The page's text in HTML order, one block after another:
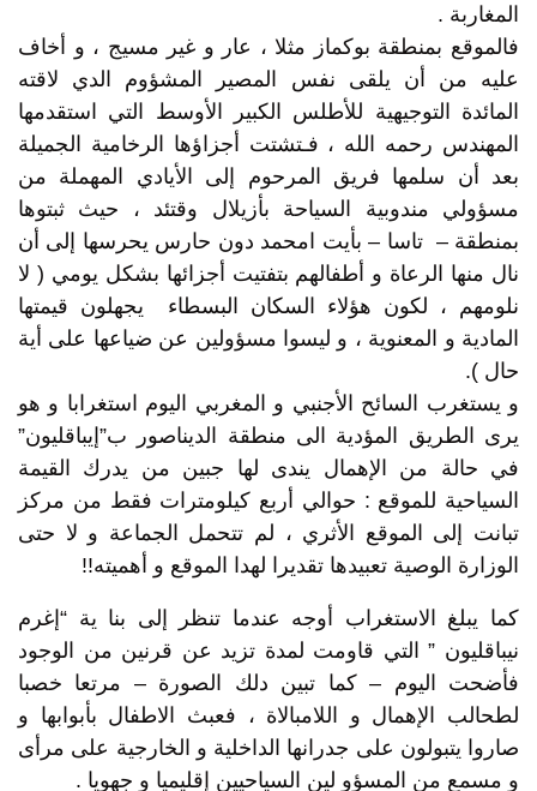
المغاربة .
فالموقع بمنطقة بوكماز مثلا ، عار و غير مسيج ، و أخاف
عليه من أن يلقى نفس المصير المشؤوم الدي لاقته
المائدة التوجيهية للأطلس الكبير الأوسط التي استقدمها
المهندس رحمه الله ، فـتشتت أجزاؤها الرخامية الجميلة
بعد أن سلمها فريق المرحوم إلى الأيادي المهملة من
مسؤولي مندوبية السياحة بأزيلال وقتئد ، حيث ثبتوها
بمنطقة – تاسا – بأيت امحمد دون حارس يحرسها إلى أن
نال منها الرعاة و أطفالهم بتفتيت أجزائها بشكل يومي ( لا
نلومهم ، لكون هؤلاء السكان البسطاء يجهلون قيمتها
المادية و المعنوية ، و ليسوا مسؤولين عن ضياعها على أية
حال ).
و يستغرب السائح الأجنبي و المغربي اليوم استغرابا و هو
يرى الطريق المؤدية الى منطقة الديناصور ب”إيباقليون”
في حالة من الإهمال يندى لها جبين من يدرك القيمة
السياحية للموقع : حوالي أربع كيلومترات فقط من مركز
تبانت إلى الموقع الأثري ، لم تتحمل الجماعة و لا حتى
الوزارة الوصية تعبيدها تقديرا لهدا الموقع و أهميته!!
كما يبلغ الاستغراب أوجه عندما تنظر إلى بنا ية “إغرم
نيباقليون ” التي قاومت لمدة تزيد عن قرنين من الوجود
فأضحت اليوم – كما تبين دلك الصورة – مرتعا خصبا
لطحالب الإهمال و اللامبالاة ، فعبث الاطفال بأبوابها و
صاروا يتبولون على جدرانها الداخلية و الخارجية على مرأى
و مسمع من المسؤو لين السياحيين إقليميا و جهويا .